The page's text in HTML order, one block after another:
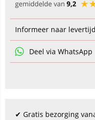
Informeer naar
Deel via WhatsApp
✔ Gratis bezorging